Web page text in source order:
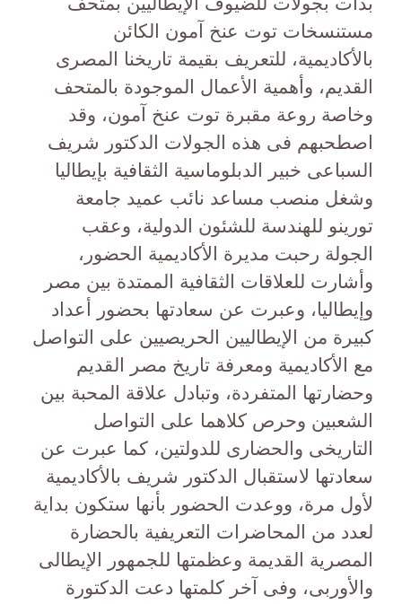
مستنسخات توت عنخ آمون الكائن
بالأكاديمية، للتعريف بقيمة تاريخنا المصرى
القديم، وأهمية الأعمال الموجودة بالمتحف
وخاصة روعة مقبرة توت عنخ آمون، وقد
اصطحبهم فى هذه الجولات الدكتور شريف
السباعى خبير الدبلوماسية الثقافية بإيطاليا
وشغل منصب مساعد نائب عميد جامعة
تورينو للهندسة للشئون الدولية، وعقب
الجولة رحبت مديرة الأكاديمية الحضور،
وأشارت للعلاقات الثقافية الممتدة بين مصر
وإيطاليا، وعبرت عن سعادتها بحضور أعداد
كبيرة من الإيطاليين الحريصيين على التواصل
مع الأكاديمية ومعرفة تاريخ مصر القديم
وحضارتها المتفردة، وتبادل علاقة المحبة بين
الشعبين وحرص كلاهما على التواصل
التاريخى والحضارى للدولتين، كما عبرت عن
سعادتها لاستقبال الدكتور شريف بالأكاديمية
لأول مرة، ووعدت الحضور بأنها ستكون بداية
لعدد من المحاضرات التعريفية بالحضارة
المصرية القديمة وعظمتها للجمهور الإيطالى
والأوربى، وفى آخر كلمتها دعت الدكتورة